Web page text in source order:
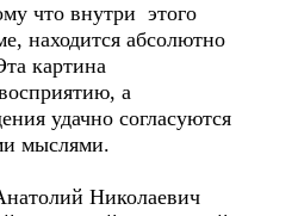
что внутри этого
находится абсолютно
картина
а
удачно согласуются
мыслями.
Николаевич